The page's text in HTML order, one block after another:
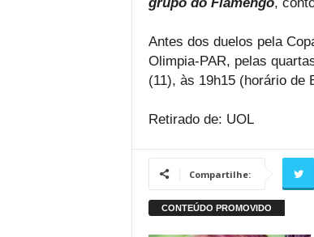
Antes dos duelos pela
Olimpia-PAR, pelas
(11), às 19h15 (horário de
Retirado de: UOL
Compartilhe: